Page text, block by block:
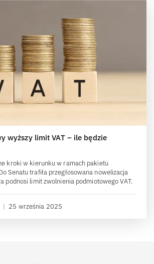
wyższy limit VAT – ile będzie
kroki w kierunku w ramach pakietu
Senatu trafiła przegłosowana nowelizacja
podnosi limit zwolnienia podmiotowego VAT.
| 25 września 2025